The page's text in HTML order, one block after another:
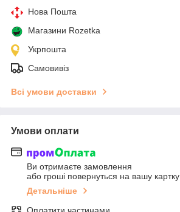
Нова Пошта
Магазини Rozetka
Укрпошта
Самовивіз
Всі умови доставки
Умови оплати
Ви отримаєте замовлення
або гроші повернуться на вашу картку
Детальніше